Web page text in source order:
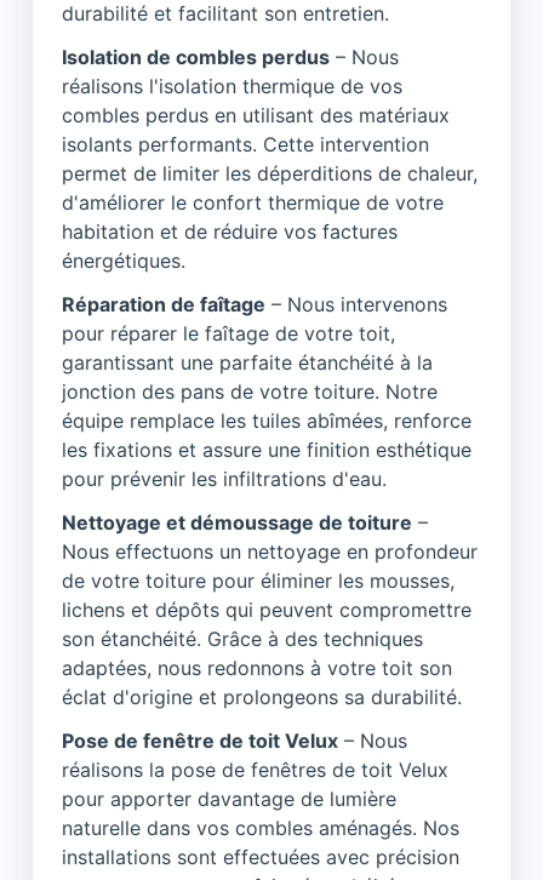
durabilité et facilitant son entretien.
Isolation de combles perdus – Nous
réalisons l'isolation thermique de vos
combles perdus en utilisant des matériaux
isolants performants. Cette intervention
permet de limiter les déperditions de chaleur,
d'améliorer le confort thermique de votre
habitation et de réduire vos factures
énergétiques.
Réparation de faîtage – Nous intervenons
pour réparer le faîtage de votre toit,
garantissant une parfaite étanchéité à la
jonction des pans de votre toiture. Notre
équipe remplace les tuiles abîmées, renforce
les fixations et assure une finition esthétique
pour prévenir les infiltrations d'eau.
Nettoyage et démoussage de toiture –
Nous effectuons un nettoyage en profondeur
de votre toiture pour éliminer les mousses,
lichens et dépôts qui peuvent compromettre
son étanchéité. Grâce à des techniques
adaptées, nous redonnons à votre toit son
éclat d'origine et prolongeons sa durabilité.
Pose de fenêtre de toit Velux – Nous
réalisons la pose de fenêtres de toit Velux
pour apporter davantage de lumière
naturelle dans vos combles aménagés. Nos
installations sont effectuées avec précision